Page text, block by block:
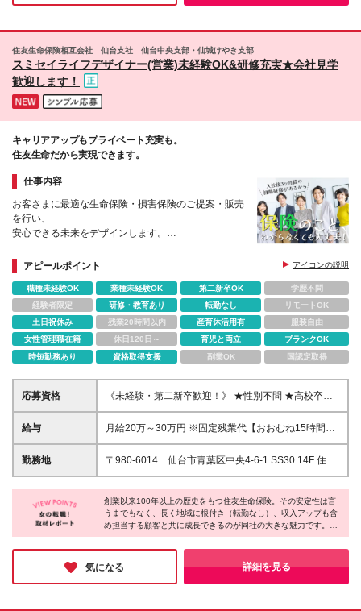
住友生命保険相互会社 仙台支社 仙台中央支部・仙城けやき支部
スミセイライフデザイナー(営業)未経験OK&研修充実★会社見学
歓迎します！
キャリアアップもプライベート充実も。
住友生命だから実現できます。
仕事内容
お客さまに最適な生命保険・損害保険のご提案・販売
を行い、
安心できる未来をデザインします。
す。
★3か月の基礎研修＆5年間のフォローアップしま
す！
アピールポイント アイコンの説明
職種未経験OK 業種未経験OK 第二新卒OK
学歴不問
経験者限定
研修・教育あり 転勤なし
リモートOK
土日祝休み
残業20時間以内 産育休活用有
服装自由
女性管理職在籍
休日120日～ 育児と両立
ブランクOK
時短勤務あり
資格取得支援 副業OK 国認定取得
応募資格
《未経験・第二新卒歓迎！》 ★性別不問 ★高校卒業
程度の学力を有する方 ★結婚・出産・育児等で就業
にブランクのある方 ★育児と両立できる仕事を探し
い方 ★U・Iターンを考えている方 そんな皆さんのチ
ャレンジを大歓迎！
給与
月給20万～30万円 ※固定残業代【おおむね15時間分
(2.4万円～3.6万円)】が含まれます ※15時間を超えた
分は別途支給 ※経験や能力、前職の年収を考慮し最大
よる)
勤務地
〒980-6014 仙台市青葉区中央4-6-1 SS30 14F 住友
生命保険相互会社 仙台支社 仙台中央支部 TEL:
022-267-3283 住友生命保険相互会社 仙台支社 仙
城けやき支部 TEL: 022-262-2253 ※上記勤務所で勤務
を継続することが適当でない事情 （例えば、勤務所
の再編・廃止 等）が生じた場合には、 会社の指示す
る勤務所になることがあります。
創業以来100年以上の歴史をもつ住友生命保険。その安定性は言
うまでもなく、長く地域に根付き（転勤なし）、収入アップも含
め担当する顧客と共に成長できるのが同社の大きな魅力です。
「未経験から挑戦したい」「職場の人間関係が気になる」「育児
と両立させた働き方」などの魅力ポイントに共感する方には、ぜ
ひオススメの求人♪転職に不安を感じている方は、まずは雰囲気
を知れる「職場見学」から始めてみてはいかがでしょうか？
気になる 詳細を見る